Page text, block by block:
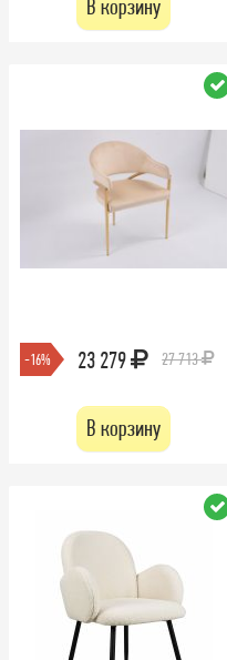
В корзину
-16% 23 279 27 713
В корзину